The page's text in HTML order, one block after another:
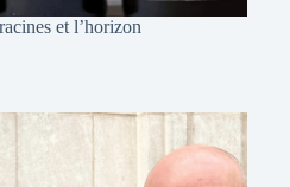
et l’horizon